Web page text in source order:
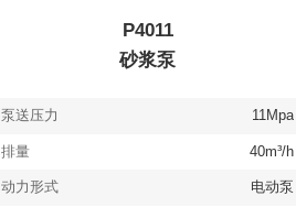
P4011
砂浆泵
泵送压力 11Mpa
排量 40m³/h
动力形式 电动泵